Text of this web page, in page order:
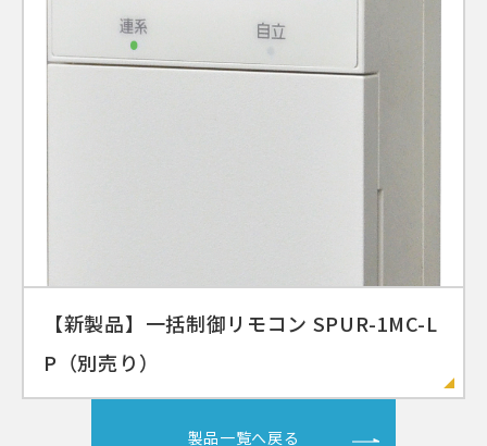
【新製品】一括制御リモコン SPUR-1MC-L
P（別売り）
製品一覧へ戻る